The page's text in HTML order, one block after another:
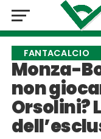
FANTACALCIO
Monza-
non
Orsolini?